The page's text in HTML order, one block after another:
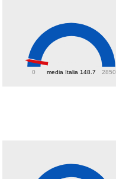
media Italia 148.7
0 2850